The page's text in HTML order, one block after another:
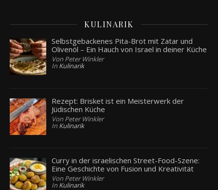
KULINARIK
Selbstgebackenes Pita-Brot mit Zatar und
Olivenöl – Ein Hauch von Israel in deiner Küche
Von Peter Winkler
In Kulinarik
Rezept: Brisket ist ein Meisterwerk der
Jüdischen Küche
Von Peter Winkler
In Kulinarik
Curry in der israelischen Street-Food-Szene:
Eine Geschichte von Fusion und Kreativität
Von Peter Winkler
In Kulinarik